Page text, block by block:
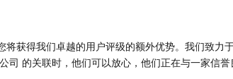
获得我们卓越的用户评级的额外优势。我们致
的关联时，他们可以放心，他们正在与一家信誉